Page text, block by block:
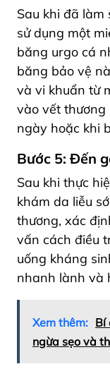
Sau khi đã làm
sử dụng một
băng urgo cá
băng bảo vệ
và vi khuẩn từ
vào vết thương
ngày hoặc khi
Bước 5: Đến
Sau khi thực
khám da liễu
thương, xác
vấn cách điều
uống kháng
nhanh lành và
Xem thêm: Bí
ngừa sẹo và